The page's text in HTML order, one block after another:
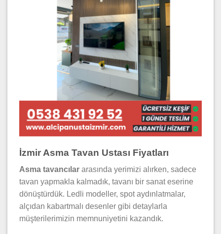
İzmir Asma Tavan Ustası Fiyatları
Asma tavancılar arasında yerimizi alırken, sadece
tavan yapmakla kalmadık, tavanı bir sanat eserine
dönüştürdük. Ledli modeller, spot aydınlatmalar,
alçıdan kabartmalı desenler gibi detaylarla
müşterilerimizin memnuniyetini kazandık.